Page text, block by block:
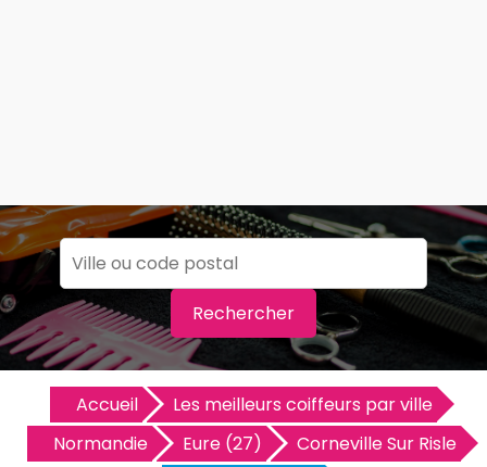
Rechercher
Accueil
Les meilleurs coiffeurs par ville
Normandie
Eure (27)
Corneville Sur Risle